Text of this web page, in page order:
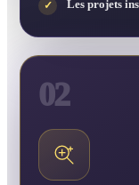
✓ Les projets
02